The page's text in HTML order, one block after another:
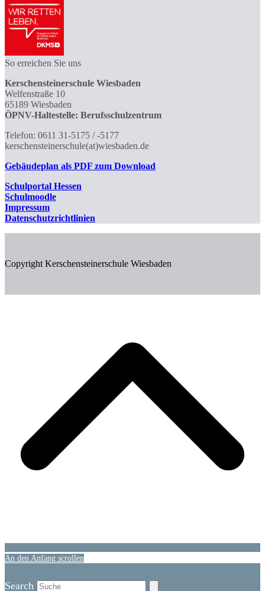
So erreichen Sie uns
Kerschensteinerschule Wiesbaden
Welfenstraße 10
65189 Wiesbaden
ÖPNV-Haltestelle: Berufsschulzentrum
Telefon: 0611 31-5175 / -5177
kerschensteinerschule(at)wiesbaden.de
Gebäudeplan als PDF zum Download
Schulportal Hessen
Schulmoodle
Impressum
Datenschutzrichtlinien
Copyright Kerschensteinerschule Wiesbaden
An den Anfang scrollen
Search